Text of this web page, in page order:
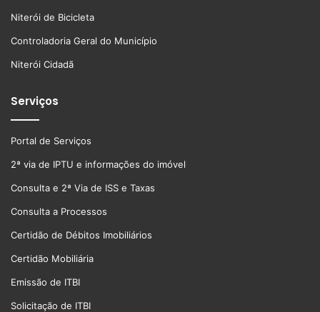
Niterói de Bicicleta
Controladoria Geral do Município
Niterói Cidadã
Serviços
Portal de Serviços
2ª via de IPTU e informações do imóvel
Consulta e 2ª Via de ISS e Taxas
Consulta a Processos
Certidão de Débitos Imobiliários
Certidão Mobiliária
Emissão de ITBI
Solicitação de ITBI